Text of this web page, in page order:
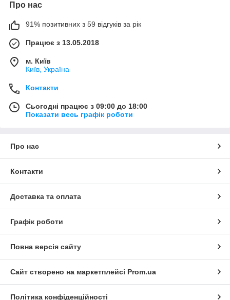
Про нас
91% позитивних з 59 відгуків за рік
Працює з 13.05.2018
м. Київ
Київ, Україна
Контакти
Сьогодні працює з 09:00 до 18:00
Показати весь графік роботи
Про нас
Контакти
Доставка та оплата
Графік роботи
Повна версія сайту
Сайт створено на маркетплейсі Prom.ua
Політика конфіденційності